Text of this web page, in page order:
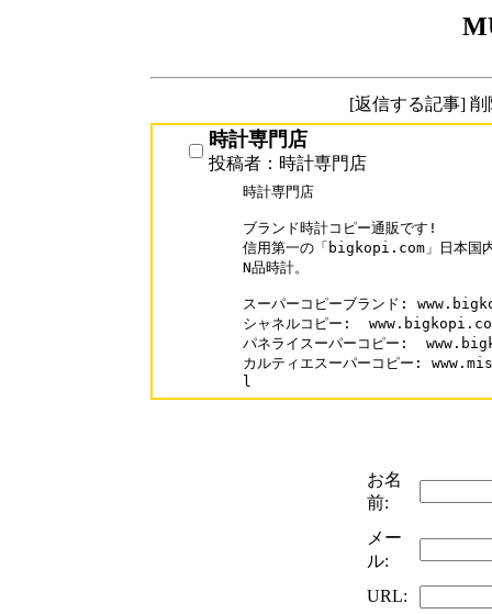
[返信する記事]
時計専門店
投稿者：時計専門店
時計専門店
ブランド時計コピー通販です!
信用第一の「bigkopi.com」日本国
N品時計。
スーパーコピーブランド:
シャネルコピー:
パネライスーパーコピー:
カルティエスーパーコピー:
l
お名
前:
メー
ル:
URL: